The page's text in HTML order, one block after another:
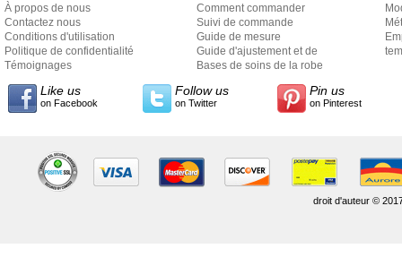
À propos de nous
Contactez nous
Conditions d'utilisation
Politique de confidentialité
Témoignages
Comment commander
Suivi de commande
Guide de mesure
Guide d'ajustement et de
style
Bases de soins de la robe
Like us
on Facebook
Follow us
on Twitter
Pin us
on Pinterest
droit d'auteur ©